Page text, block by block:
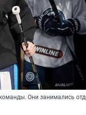
Они занимались